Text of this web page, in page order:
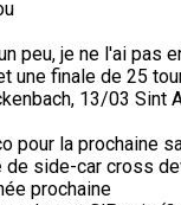
peu, je ne l'ai pas
une finale de 25
13/03 Sint
pour la prochaine
de side-car cross
prochaine